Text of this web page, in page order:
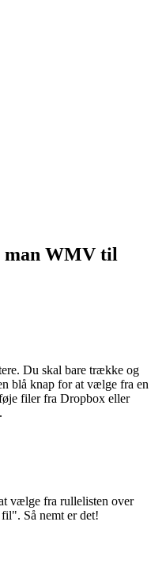
man WMV til
Du skal bare trække og
blå knap for at vælge fra en
filer fra Dropbox eller
vælge fra rullelisten over
Så nemt er det!